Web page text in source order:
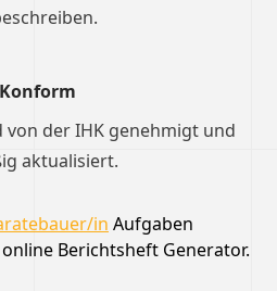
von der IHK genehmigt und
aktualisiert.
in Aufgaben
Berichtsheft Generator.